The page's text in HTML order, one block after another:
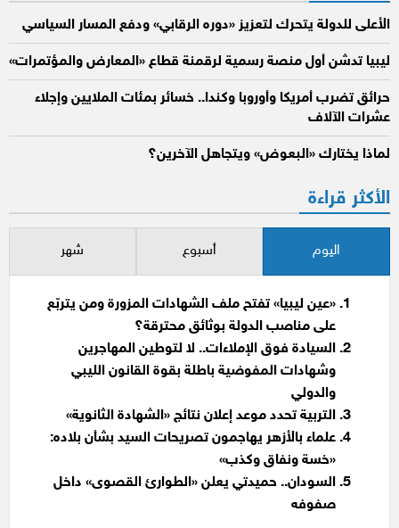
الأعلى للدولة يتحرك لتعزيز «دوره الرقابي» ودفع المسار السياسي
ليبيا تدشن أول منصة رسمية لرقمنة قطاع «المعارض والمؤتمرات»
حرائق تضرب أمريكا وأوروبا وكندا.. خسائر بمئات الملايين وإجلاء
عشرات الآلاف
لماذا يختارك «البعوض» ويتجاهل الآخرين؟
الأكثر قراءة
اليوم أسبوع شهر
«عين ليبيا» تفتح ملف الشهادات المزورة ومن يتربّع
على مناصب الدولة بوثائق محترقة؟
السيادة فوق الإملاءات.. لا لتوطين المهاجرين
وشهادات المفوضية باطلة بقوة القانون الليبي
والدولي
التربية تحدد موعد إعلان نتائج «الشهادة الثانوية»
علماء بالأزهر يهاجمون تصريحات السيد بشأن بلاده:
«خسة ونفاق وكذب»
السودان.. حميدتي يعلن «الطوارئ القصوى» داخل
صفوفه